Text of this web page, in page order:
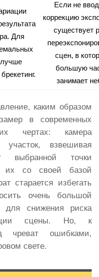
Для
Если не
коррекцию
существует
сцен, в
большую
занимает
каким образом
в современных
чертах: камера
участок, взвешивая
выбранной точки
их со своей базой
старается избегать
очень большой
для снижения риска
сцены. Но, к
чреват ошибками,
свете.